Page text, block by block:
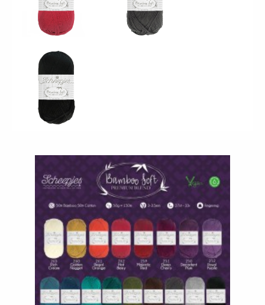
266 Indulgent
Shadow